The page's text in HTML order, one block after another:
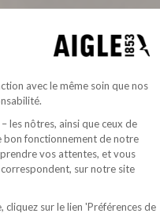
Consentement :
avec le même soin que nos
les nôtres, ainsi que ceux de
bon fonctionnement de notre
vos attentes, et vous
sur notre site
sur le lien 'Préférences de